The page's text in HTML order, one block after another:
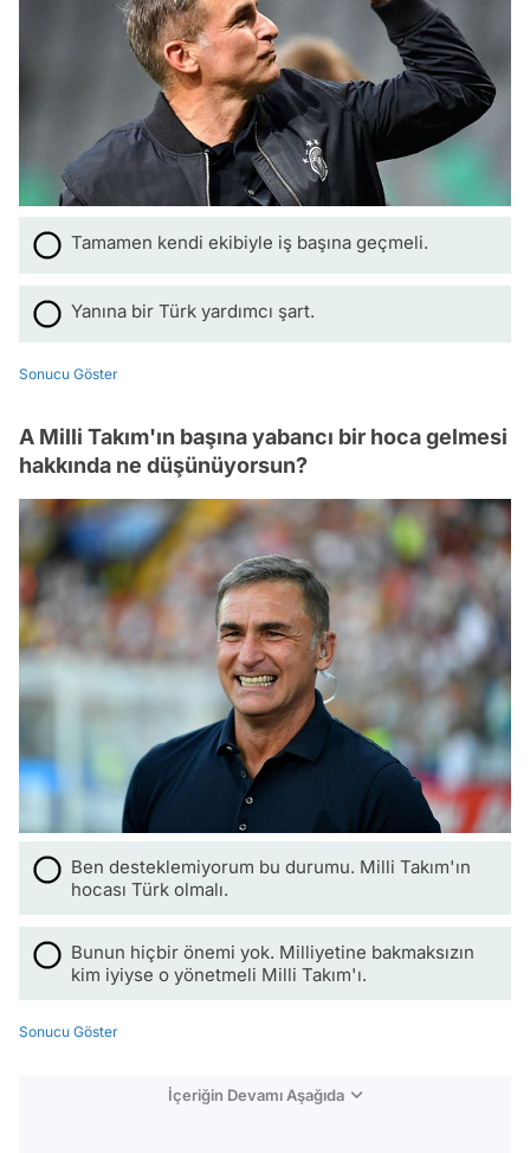
Tamamen kendi ekibiyle iş başına geçmeli.
Yanına bir Türk yardımcı şart.
Sonucu Göster
A Milli Takım'ın başına yabancı bir hoca gelmesi
hakkında ne düşünüyorsun?
Ben desteklemiyorum bu durumu. Milli Takım'ın
hocası Türk olmalı.
Bunun hiçbir önemi yok. Milliyetine bakmaksızın
kim iyiyse o yönetmeli Milli Takım'ı.
Sonucu Göster
İçeriğin Devamı Aşağıda